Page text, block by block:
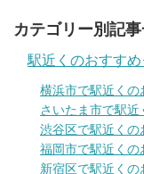
カテゴリー別記
駅近くのおすす
横浜市で駅近くの
さいたま市で駅
渋谷区で駅近くの
福岡市で駅近くの
新宿区で駅近く